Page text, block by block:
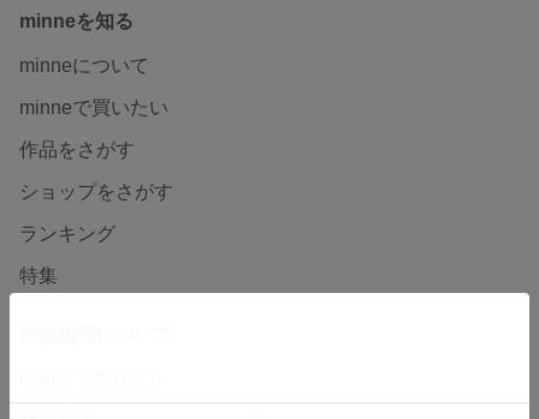
minneを知る
minneについて
minneで買いたい
作品をさがす
ショップをさがす
ランキング
特集